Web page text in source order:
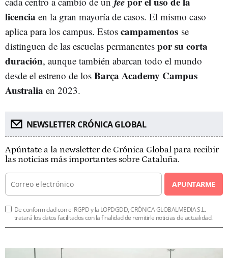
licencia en la gran mayoría de casos. El mismo caso
aplica para los campus. Estos campamentos se
distinguen de las escuelas permanentes por su corta
duración, aunque también abarcan todo el mundo
desde el estreno de los Barça Academy Campus
Australia en 2023.
NEWSLETTER CRÓNICA GLOBAL
Apúntate a la newsletter de Crónica Global para recibir
las noticias más importantes sobre Cataluña.
APUNTARME
De conformidad con el RGPD y la LOPDGDD, CRÓNICA GLOBALMEDIA S.L.
tratará los datos facilitados con la finalidad de remitirle noticias de actualidad.